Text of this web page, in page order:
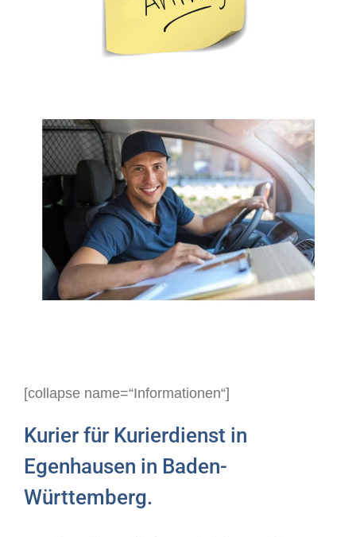
[collapse name=“Informationen“]
Kurier für Kurierdienst in
Egenhausen in Baden-
Württemberg.